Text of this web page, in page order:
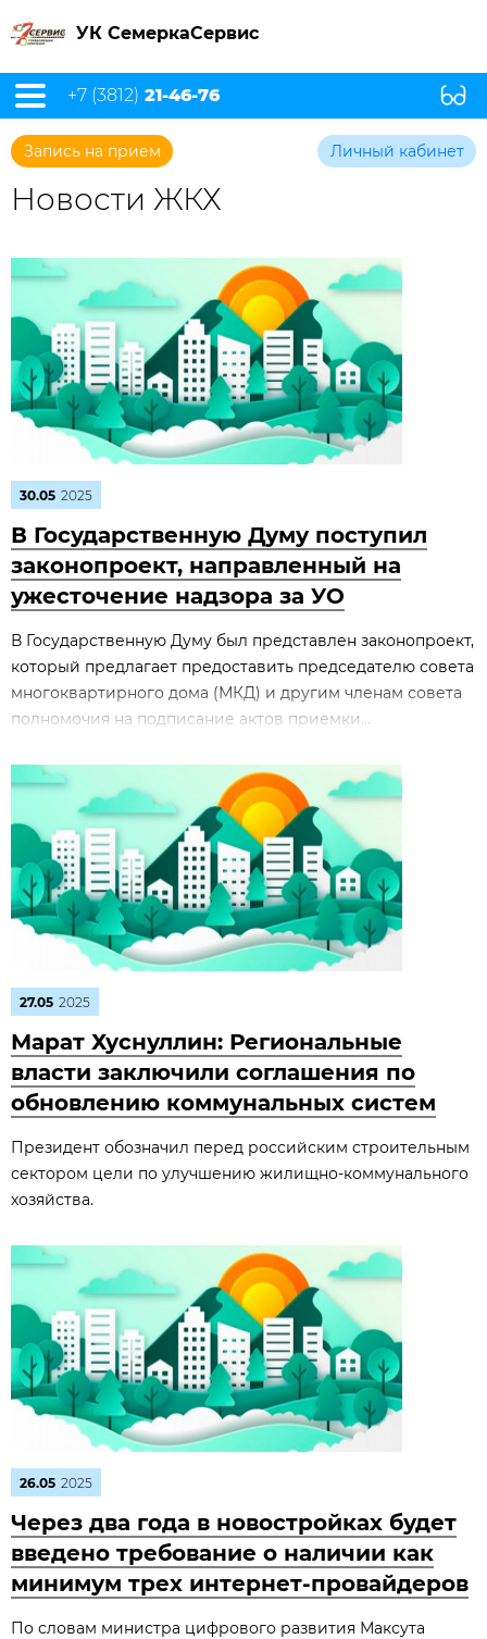
УК СемеркаСервис
+7 (3812) 21-46-76
Запись на прием Личный кабинет
Новости ЖКХ
30.05 2025
В Государственную Думу поступил
законопроект, направленный на
ужесточение надзора за УО
В Государственную Думу был представлен законопроект,
который предлагает предоставить председателю совета
многоквартирного дома (МКД) и другим членам совета
полномочия на подписание актов приемки...
27.05 2025
Марат Хуснуллин: Региональные
власти заключили соглашения по
обновлению коммунальных систем
Президент обозначил перед российским строительным
сектором цели по улучшению жилищно-коммунального
хозяйства.
26.05 2025
Через два года в новостройках будет
введено требование о наличии как
минимум трех интернет-провайдеров
По словам министра цифрового развития Максута